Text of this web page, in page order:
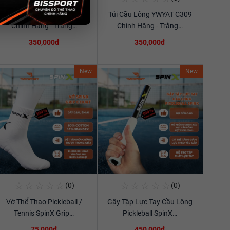
Xem chi tiết
Túi Cầu Lông YWYAT C309
Chính Hãng - Trắng…
350,000đ
Xem chi tiết
Túi Cầu Lông YWYAT C309
Chính Hãng - Trắng…
350,000đ
New
(0)
Vớ Thể Thao Pickleball /
Tennis SpinX Grip…
New
Xem chi tiết
(0)
Gậy Tập Lực Tay Cầu Lông
Pickleball SpinX…